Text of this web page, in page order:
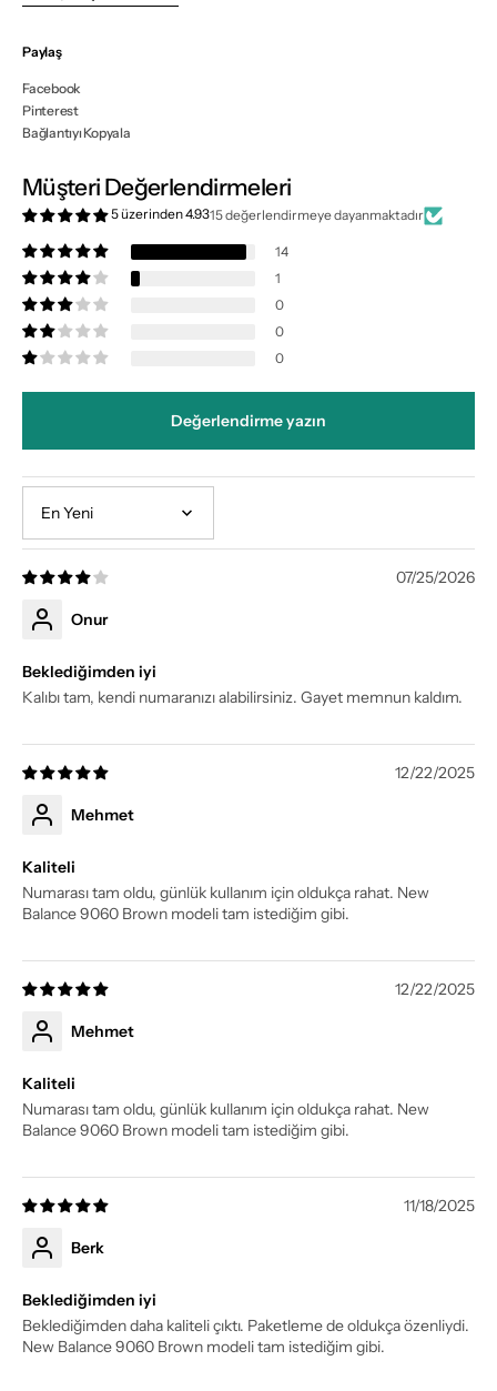
Paylaş
Facebook
Pinterest
Bağlantıyı Kopyala
Müşteri Değerlendirmeleri
5 üzerinden 4.9315 değerlendirmeye dayanmaktadır
14
1
0
0
0
Değerlendirme yazın
Sort by
07/25/2026
Onur
Beklediğimden iyi
Kalıbı tam, kendi numaranızı alabilirsiniz. Gayet memnun kaldım.
12/22/2025
Mehmet
Kaliteli
Numarası tam oldu, günlük kullanım için oldukça rahat. New
Balance 9060 Brown modeli tam istediğim gibi.
12/22/2025
Mehmet
Kaliteli
Numarası tam oldu, günlük kullanım için oldukça rahat. New
Balance 9060 Brown modeli tam istediğim gibi.
11/18/2025
Berk
Beklediğimden iyi
Beklediğimden daha kaliteli çıktı. Paketleme de oldukça özenliydi.
New Balance 9060 Brown modeli tam istediğim gibi.